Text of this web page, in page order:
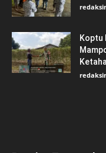
Koptu